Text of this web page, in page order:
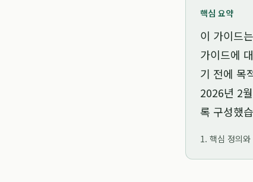
핵심 요약
이 가이드는
가이드에
기 전에 목
2026년 2
록 구성했
1. 핵심 정의